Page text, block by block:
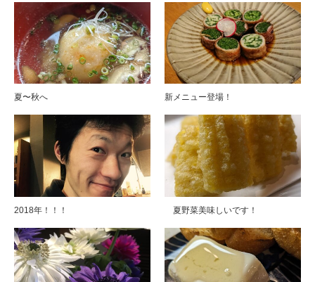
夏〜秋へ 新メニュー登場！
2018年！！！ 夏野菜美味しいです！